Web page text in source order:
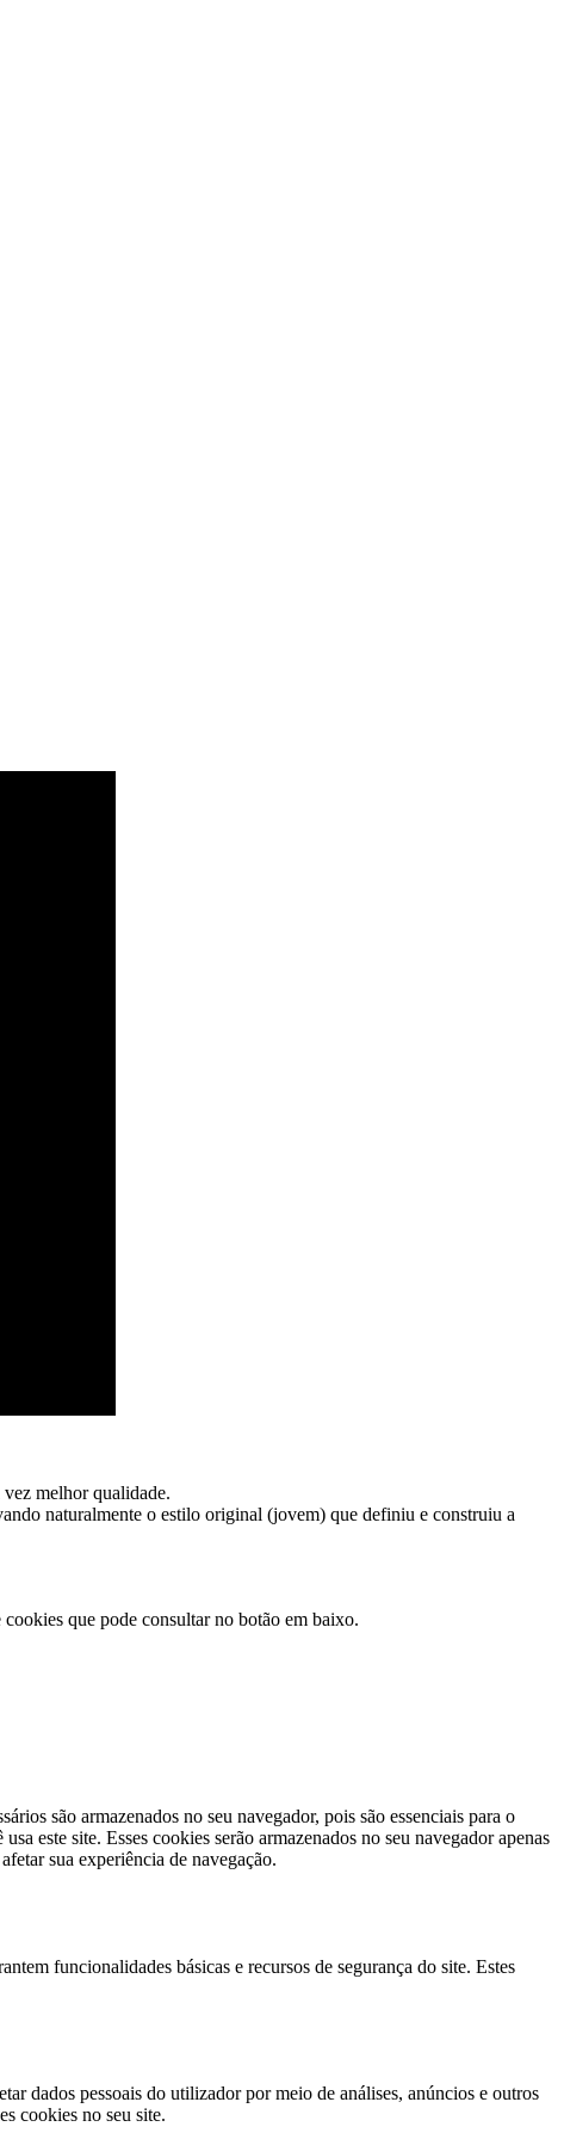
vez melhor qualidade.
naturalmente o estilo original (jovem) que definiu e construiu a
que pode consultar no botão em baixo.
são armazenados no seu navegador, pois são essenciais para o
este site. Esses cookies serão armazenados no seu navegador apenas
sua experiência de navegação.
funcionalidades básicas e recursos de segurança do site. Estes
dados pessoais do utilizador por meio de análises, anúncios e outros
cookies no seu site.